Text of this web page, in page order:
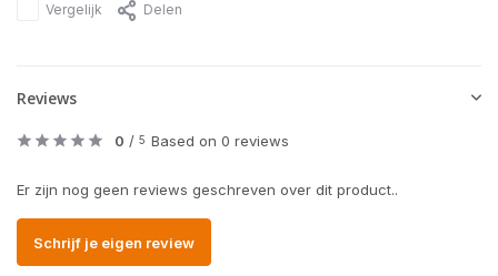
Vergelijk Delen
Reviews
0 / 5 Based on 0 reviews
Er zijn nog geen reviews geschreven over dit product..
Schrijf je eigen review